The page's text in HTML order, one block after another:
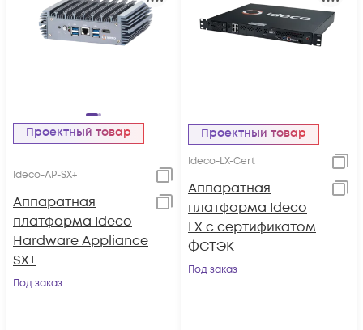
Проектный товар
Ideco-AP-SX+
Аппаратная
платформа Ideco
Hardware Appliance
SX+
Под заказ
Проектный товар
Ideco-LX-Cert
Аппаратная
платформа Ideco
LX с сертификатом
ФСТЭК
Под заказ